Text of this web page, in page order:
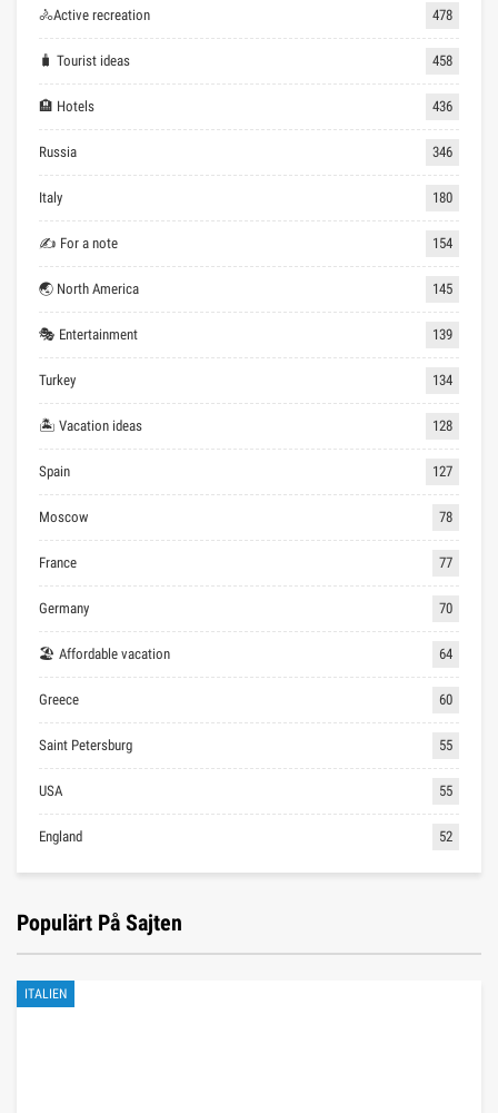
🚴Active recreation 478
🧳 Tourist ideas 458
🏨 Hotels 436
Russia 346
Italy 180
✍ For a note 154
🌏 North America 145
🎭 Entertainment 139
Turkey 134
🏝 Vacation ideas 128
Spain 127
Moscow 78
France 77
Germany 70
🏖 Affordable vacation 64
Greece 60
Saint Petersburg 55
USA 55
England 52
Populärt På Sajten
ITALIEN